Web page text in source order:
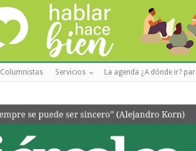
Columnistas Servicios La agenda ¿A dónde ir?